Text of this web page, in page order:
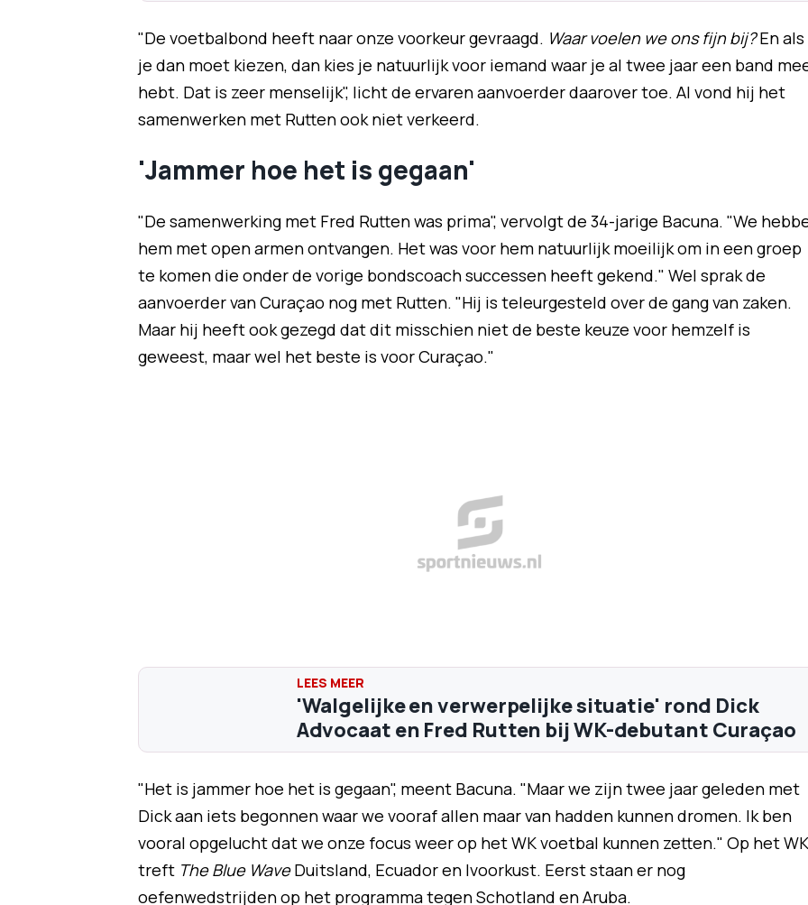
"De voetbalbond heeft naar onze voorkeur gevraagd. Waar voelen we ons fijn bij?En als
je dan moet kiezen, dan kies je natuurlijk voor iemand waar je al twee jaar een band
hebt. Dat is zeer menselijk", licht de ervaren aanvoerder daarover toe. Al vond hij het
samenwerken met Rutten ook niet verkeerd.
'Jammer hoe het is gegaan'
"De samenwerking met Fred Rutten was prima", vervolgt de 34-jarige Bacuna. "We
hem met open armen ontvangen. Het was voor hem natuurlijk moeilijk om in een groep
te komen die onder de vorige bondscoach successen heeft gekend." Wel sprak de
aanvoerder van Curaçao nog met Rutten. "Hij is teleurgesteld over de gang van zaken.
Maar hij heeft ook gezegd dat dit misschien niet de beste keuze voor hemzelf is
geweest, maar wel het beste is voor Curaçao."
'Walgelijke en verwerpelijke situatie' rond Dick
Advocaat en Fred Rutten bij WK-debutant Curaçao
"Het is jammer hoe het is gegaan", meent Bacuna. "Maar we zijn twee jaar geleden met
Dick aan iets begonnen waar we vooraf allen maar van hadden kunnen dromen. Ik ben
vooral opgelucht dat we onze focus weer op het WK voetbal kunnen zetten." Op het WK
treft The Blue WaveDuitsland, Ecuador en Ivoorkust. Eerst staan er nog
oefenwedstrijden op het programma tegen Schotland en Aruba.